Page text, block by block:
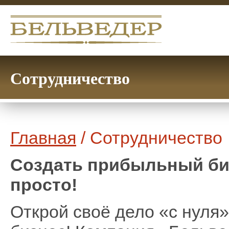
Сотрудничество
Главная / Сотрудничество
Создать прибыльный
просто!
Открой своё дело «с